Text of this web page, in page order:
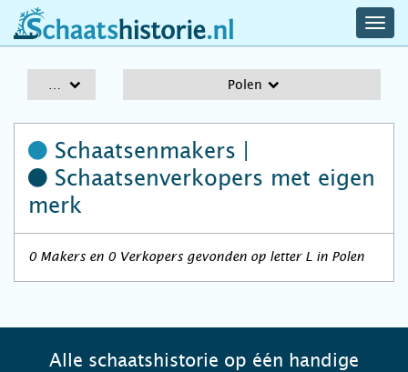
schaatshistorie.nl
Polen
Schaatsenmakers |
Schaatsenverkopers met eigen
merk
0 Makers en 0 Verkopers gevonden op letter L in Polen
Alle schaatshistorie op één handige